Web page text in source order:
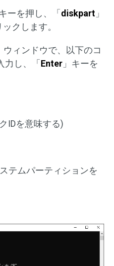
ーを押し、「 diskpart 」
ックします。
ウィンドウで、以下のコ
力し、「 Enter 」キーを
IDを意味する)
テムパーティションを